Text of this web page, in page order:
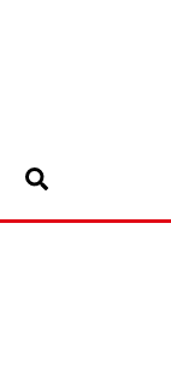
Youtube